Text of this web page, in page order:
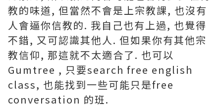
教的味道, 但當然不會是上宗教課, 也沒有
人會逼你信教的. 我自己也有上過, 也覺得
不錯, 又可認識其他人. 但如果你有其他宗
教信仰, 那這就不太適合了. 也可以
Gumtree , 只要search free english
class, 也能找到一些可能只是free
conversation 的班.